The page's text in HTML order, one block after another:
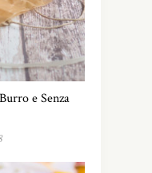
e Senza